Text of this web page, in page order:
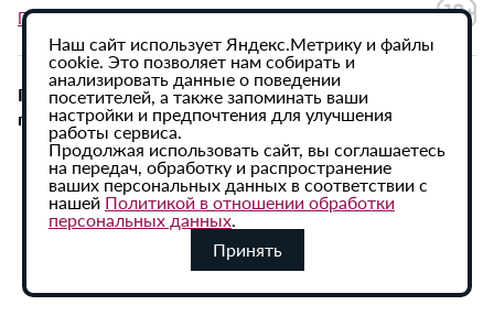
Политика в отношении обработки персональных данных
При использовании материалов сайта активная
гиперссылка на ИА «Регион 64» обязательна.
Наш сайт использует Яндекс.Метрику и файлы
cookie. Это позволяет нам собирать и
анализировать данные о поведении
посетителей, а также запоминать ваши
настройки и предпочтения для улучшения
работы сервиса.
Продолжая использовать сайт, вы соглашаетесь
на передач, обработку и распространение
ваших персональных данных в соответствии с
нашей Политикой в отношении обработки
персональных данных.
Принять